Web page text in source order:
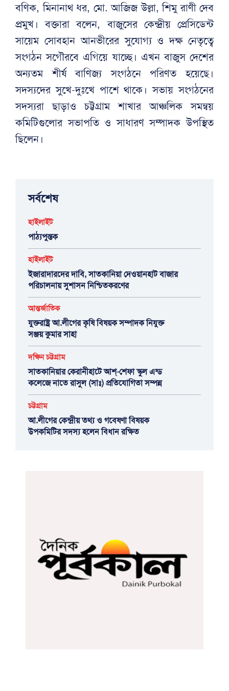
বণিক, মিনানাথ ধর, মো. আজিজ উল্লা, শিমু রাণী দেব
প্রমুখ। বক্তারা বলেন, বাজুসের কেন্দ্রীয় প্রেসিডেন্ট
সায়েম সোবহান আনভীরের সুযোগ্য ও দক্ষ নেতৃত্বে
সংগঠন সগৌরবে এগিয়ে যাচ্ছে। এখন বাজুস দেশের
অন্যতম শীর্ষ বাণিজ্য সংগঠনে পরিণত হয়েছে।
সদস্যদের সুখে-দুঃখে পাশে থাকে। সভায় সংগঠনের
সদস্যরা ছাড়াও চট্টগ্রাম শাখার আঞ্চলিক সমন্বয়
কমিটিগুলোর সভাপতি ও সাধারণ সম্পাদক উপস্থিত
ছিলেন।
সর্বশেষ
হাইলাইট
পাঠ্যপুস্তক
হাইলাইট
ইজারাদারদের দাবি, সাতকানিয়া দেওয়ানহাট বাজার
পরিচালনায় সুশাসন নিশ্চিতকরণের
আন্তর্জাতিক
যুক্তরাষ্ট্র আ.লীগের কৃষি বিষয়ক সম্পাদক নিযুক্ত
সঞ্জয় কুমার সাহা
দক্ষিন চট্টগ্রাম
সাতকানিয়ার কেরানীহাটে আশ্-শেফা স্কুল এন্ড
কলেজে নাতে রাসুল (সাঃ) প্রতিযোগিতা সম্পন্ন
চট্টগ্রাম
আ.লীগের কেন্দ্রীয় তথ্য ও গবেষণা বিষয়ক
উপকমিটির সদস্য হলেন বিধান রক্ষিত